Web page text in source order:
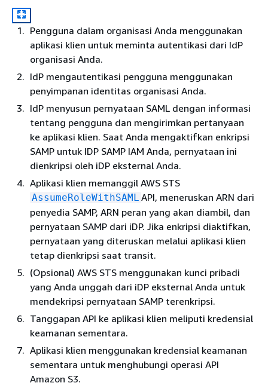
Pengguna dalam organisasi Anda menggunakan
aplikasi klien untuk meminta autentikasi dari IdP
organisasi Anda.
IdP mengautentikasi pengguna menggunakan
penyimpanan identitas organisasi Anda.
IdP menyusun pernyataan SAML dengan informasi
tentang pengguna dan mengirimkan pertanyaan
ke aplikasi klien. Saat Anda mengaktifkan enkripsi
SAMP untuk IDP SAMP IAM Anda, pernyataan ini
dienkripsi oleh iDP eksternal Anda.
Aplikasi klien memanggil AWS STS
AssumeRoleWithSAML API, meneruskan ARN dari
penyedia SAMP, ARN peran yang akan diambil, dan
pernyataan SAMP dari iDP. Jika enkripsi diaktifkan,
pernyataan yang diteruskan melalui aplikasi klien
tetap dienkripsi saat transit.
(Opsional) AWS STS menggunakan kunci pribadi
yang Anda unggah dari iDP eksternal Anda untuk
mendekripsi pernyataan SAMP terenkripsi.
Tanggapan API ke aplikasi klien meliputi kredensial
keamanan sementara.
Aplikasi klien menggunakan kredensial keamanan
sementara untuk menghubungi operasi API
Amazon S3.